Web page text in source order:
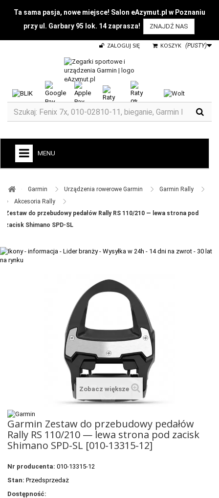
Ta sama pasja, nowe miejsce! Salon eAzymut.pl w Poznaniu
przy ul. Garbary 95 lok. 14 zaprasza!
ZNAJDŹ NAS
KOSZYK (PUSTY)
ZALOGUJ SIĘ
MENU
ZEGARKI DO BIEGANIA
ZEGARKI DLA DZIECI GARMIN
ELITE
VOSTOK EUROPE ZEGARKI
VICTORINOX ZEGARKI
OBAKU DENMARK ZEGARKI
POLECANE PRODUKTY
PROMOCJE
OUTLET
Garmin ​ Urządzenia rowerowe Garmin ​
Garmin Rally ​
Akcesoria Rally ​
Zestaw do przebudowy pedałów Rally RS 110/210 — lewa strona pod
zacisk Shimano SPD-SL
Zobacz większe
Garmin Zestaw do przebudowy pedałów
Rally RS 110/210 — lewa strona pod zacisk
Shimano SPD-SL [010-13315-12]
Nr producenta: 010-13315-12
Stan: Przedsprzedaż
Dostępność: